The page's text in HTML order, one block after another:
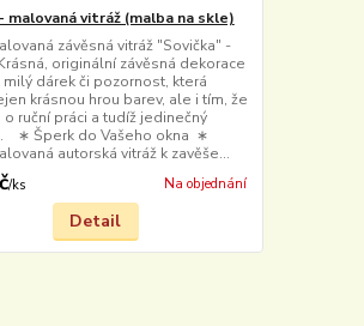
malovaná vitráž (malba na skle)
závěsná vitráž "Sovička" -
originální závěsná dekorace
milý dárek či pozornost, která
krásnou hrou barev, ale i tím, že
ruční práci a tudíž jedinečný
∗ Šperk do Vašeho okna ∗
autorská vitráž k zavěše...
/ks Na objednání
Detail